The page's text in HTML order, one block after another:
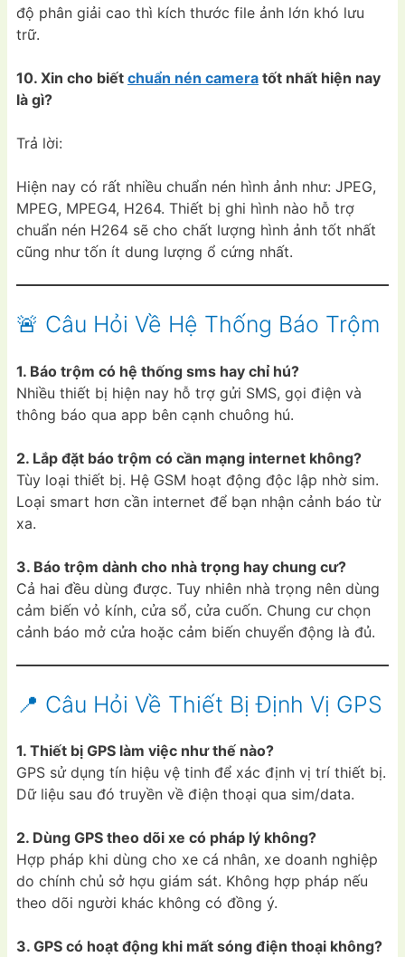
độ phân giải cao thì kích thước file ảnh lớn khó lưu
trữ.
10. Xin cho biết chuẩn nén camera tốt nhất hiện nay
là gì?
Trả lời:
Hiện nay có rất nhiều chuẩn nén hình ảnh như: JPEG,
MPEG, MPEG4, H264. Thiết bị ghi hình nào hỗ trợ
chuẩn nén H264 sẽ cho chất lượng hình ảnh tốt nhất
cũng như tốn ít dung lượng ổ cứng nhất.
🚨 Câu Hỏi Về Hệ Thống Báo Trộm
1. Báo trộm có hệ thống sms hay chỉ hú?
Nhiều thiết bị hiện nay hỗ trợ gửi SMS, gọi điện và
thông báo qua app bên cạnh chuông hú.
2. Lắp đặt báo trộm có cần mạng internet không?
Tùy loại thiết bị. Hệ GSM hoạt động độc lập nhờ sim.
Loại smart hơn cần internet để bạn nhận cảnh báo từ
xa.
3. Báo trộm dành cho nhà trọng hay chung cư?
Cả hai đều dùng được. Tuy nhiên nhà trọng nên dùng
cảm biến vỏ kính, cửa sổ, cửa cuốn. Chung cư chọn
cảnh báo mở cửa hoặc cảm biến chuyển động là đủ.
📍 Câu Hỏi Về Thiết Bị Định Vị GPS
1. Thiết bị GPS làm việc như thế nào?
GPS sử dụng tín hiệu vệ tinh để xác định vị trí thiết bị.
Dữ liệu sau đó truyền về điện thoại qua sim/data.
2. Dùng GPS theo dõi xe có pháp lý không?
Hợp pháp khi dùng cho xe cá nhân, xe doanh nghiệp
do chính chủ sở hợu giám sát. Không hợp pháp nếu
theo dõi người khác không có đồng ý.
3. GPS có hoạt động khi mất sóng điện thoại không?